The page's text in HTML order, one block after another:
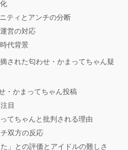
ティとアンチの分断
営の対応
代背景
された匂わせ・かまってちゃん疑
・かまってちゃん投稿
目
てちゃんと批判される理由
双方の反応
」との評価とアイドルの難しさ